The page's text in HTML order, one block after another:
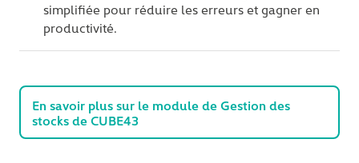
simplifiée pour réduire les erreurs et gagner en
productivité.
En savoir plus sur le module de Gestion des
stocks de CUBE43